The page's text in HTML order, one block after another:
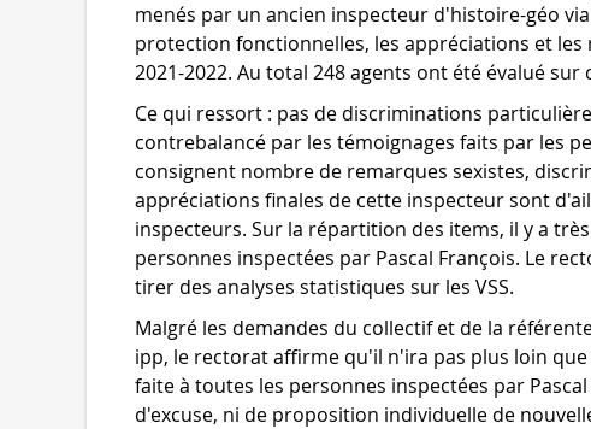
menés par un ancien inspecteur d'histoire-géo
protection fonctionnelles, les appréciations et les
2021-2022. Au total 248 agents ont été évalué sur
Ce qui ressort : pas de discriminations
contrebalancé par les témoignages faits par les
consignent nombre de remarques sexistes,
appréciations finales de cette inspecteur sont
inspecteurs. Sur la répartition des items, il y a
personnes inspectées par Pascal François. Le
tirer des analyses statistiques sur les VSS.
Malgré les demandes du collectif et de la
ipp, le rectorat affirme qu'il n'ira pas plus loin
faite à toutes les personnes inspectées par
d'excuse, ni de proposition individuelle de